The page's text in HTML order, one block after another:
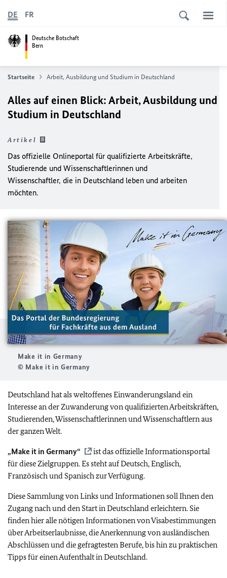
Deutsche Botschaft
Bern
DE FR
Startseite Arbeit, Ausbildung und Studium in Deutschland
Alles auf einen Blick: Arbeit, Ausbildung und
Studium in Deutschland
Artikel
Das offizielle Onlineportal für qualifizierte Arbeitskräfte,
Studierende und Wissenschaftlerinnen und
Wissenschaftler, die in Deutschland leben und arbeiten
möchten.
Make it in Germany
© Make it in Germany
Deutschland hat als weltoffenes Einwanderungsland ein
Interesse an der Zuwanderung von qualifizierten Arbeitskräften,
Studierenden, Wissenschaftlerinnen und Wissenschaftlern aus
der ganzen Welt.
„Make it in Germany“
ist das offizielle Informationsportal
für diese Zielgruppen. Es steht auf Deutsch, Englisch,
Französisch und Spanisch zur Verfügung.
Diese Sammlung von Links und Informationen soll Ihnen den
Zugang nach und den Start in Deutschland erleichtern. Sie
finden hier alle nötigen Informationen von Visabestimmungen
über Arbeitserlaubnisse, die Anerkennung von ausländischen
Abschlüssen und die gefragtesten Berufe, bis hin zu praktischen
Tipps für einen Aufenthalt in Deutschland.